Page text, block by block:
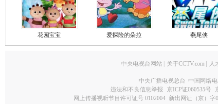
花园宝宝 爱探险的朵拉 燕尾侠
中央电视台网站 关于CCTV.com 人
中央广播电视总台 中国网络
违法和不良信息举报
京ICP证060535号
网上传播视听节目许可证号 0102004 新出网证（京）